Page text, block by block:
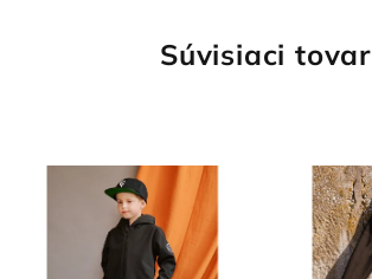
Súvisiaci tovar